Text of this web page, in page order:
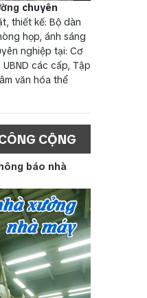
chuyên
thiết kế: Bộ dàn
họp, ánh sáng
nghiệp tại: Cơ
các cấp, Tập
văn hóa thể
CỘNG
báo nhà